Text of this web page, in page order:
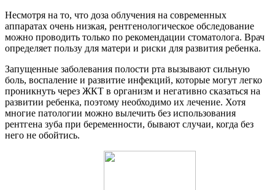
Несмотря на то, что доза облучения на современных
аппаратах очень низкая, рентгенологическое обследование
можно проводить только по рекомендации стоматолога. Врач
определяет пользу для матери и риски для развития ребенка.
Запущенные заболевания полости рта вызывают сильную
боль, воспаление и развитие инфекций, которые могут легко
проникнуть через ЖКТ в организм и негативно сказаться на
развитии ребенка, поэтому необходимо их лечение. Хотя
многие патологии можно вылечить без использования
рентгена зуба при беременности, бывают случаи, когда без
него не обойтись.